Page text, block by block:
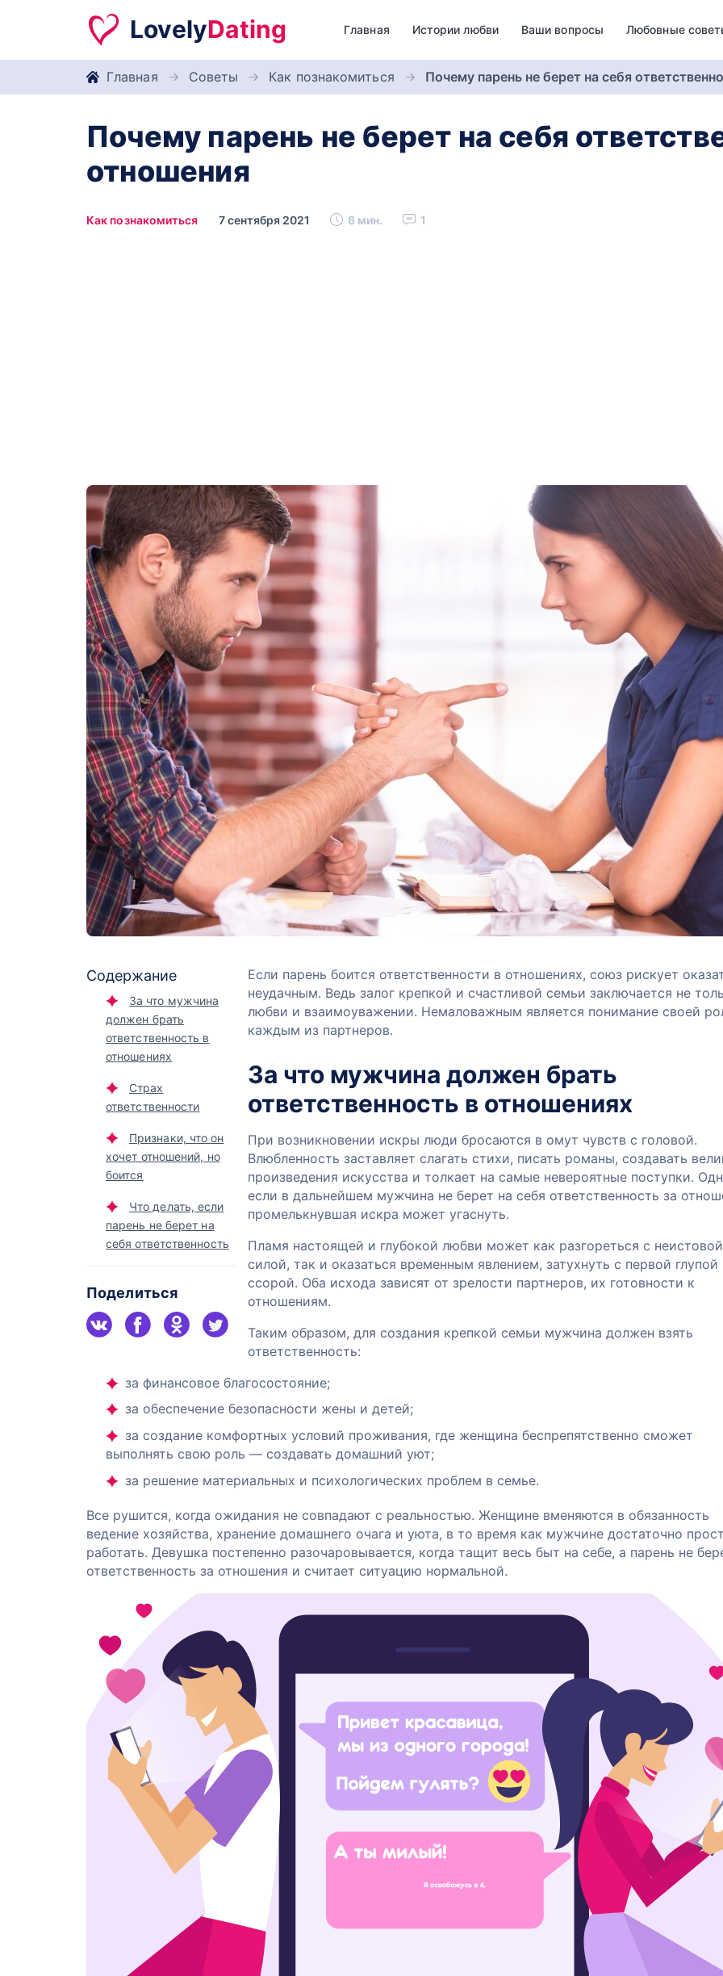
LovelyDating Главная Истории любви Ваши вопросы Любовные
Главная Советы Как познакомиться Почему парень не берет на себя
Почему парень не берет на себя
отношения
Как познакомиться 7 сентября 2021 6 мин. 1
Содержание
За что мужчина
должен брать
ответственность в
отношениях
Страх
ответственности
Признаки, что он
хочет отношений, но
боится
Что делать, если
парень не берет на
себя ответственность
Поделиться
Если парень боится ответственности в отношениях, союз рискует
неудачным. Ведь залог крепкой и счастливой семьи заключается не
любви и взаимоуважении. Немаловажным является понимание своей
каждым из партнеров.
За что мужчина должен брать
ответственность в отношениях
При возникновении искры люди бросаются в омут чувств с головой.
Влюбленность заставляет слагать стихи, писать романы, создавать
произведения искусства и толкает на самые невероятные поступки.
если в дальнейшем мужчина не берет на себя ответственность за
промелькнувшая искра может угаснуть.
Пламя настоящей и глубокой любви может как разгореться с неистовой
силой, так и оказаться временным явлением, затухнуть с первой глупой
ссорой. Оба исхода зависят от зрелости партнеров, их готовности к
отношениям.
Таким образом, для создания крепкой семьи мужчина должен взять
ответственность:
за финансовое благосостояние;
за обеспечение безопасности жены и детей;
за создание комфортных условий проживания, где женщина беспрепятственно сможет
выполнять свою роль — создавать домашний уют;
за решение материальных и психологических проблем в семье.
Все рушится, когда ожидания не совпадают с реальностью. Женщине вменяются в обязанность
ведение хозяйства, хранение домашнего очага и уюта, в то время как мужчине достаточно
работать. Девушка постепенно разочаровывается, когда тащит весь быт на себе, а парень не
ответственность за отношения и считает ситуацию нормальной.